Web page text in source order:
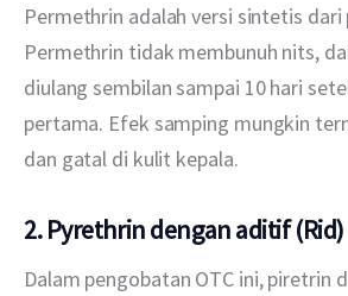
Permethrin adalah versi sintetis dari
Permethrin tidak membunuh nits,
diulang sembilan sampai 10 hari
pertama. Efek samping mungkin
dan gatal di kulit kepala.
2. Pyrethrin dengan aditif (Rid)
Dalam pengobatan OTC ini, piretrin